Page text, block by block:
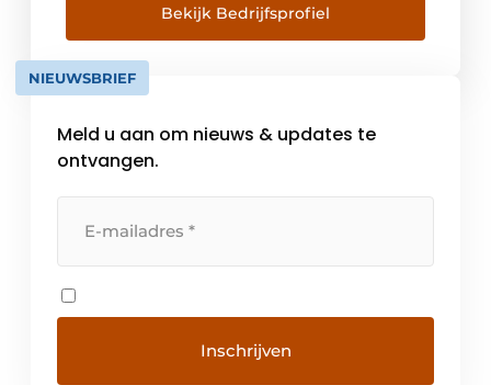
beveiligde Cloud server per project. Zo
bieden we een flexibele en kostenefficiënte
oplossing die traditionele systemen
overtreft. BETA GUARD evolueert mee met
Bekijk Bedrijfsprofiel
NIEUWSBRIEF
Meld u aan om nieuws & updates te
ontvangen.